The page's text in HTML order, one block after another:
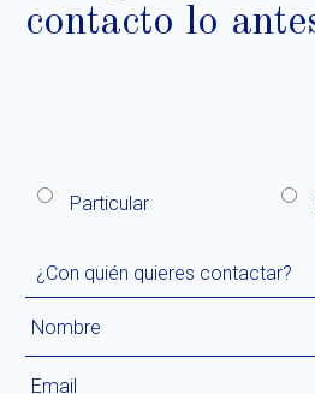
contacto lo
Particular